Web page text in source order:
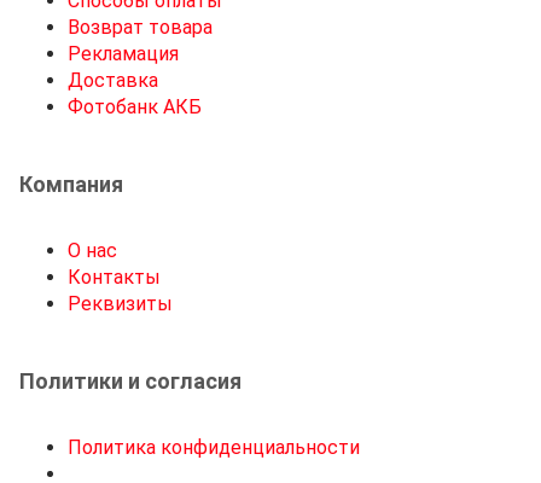
Возврат товара
Рекламация
Доставка
Фотобанк АКБ
Компания
О нас
Контакты
Реквизиты
Политики и согласия
Политика конфиденциальности